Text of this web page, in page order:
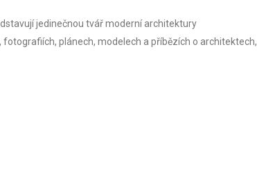
EDUCATION
jedinečnou tvář moderní architektury
plánech, modelech a příbězích o architektech,